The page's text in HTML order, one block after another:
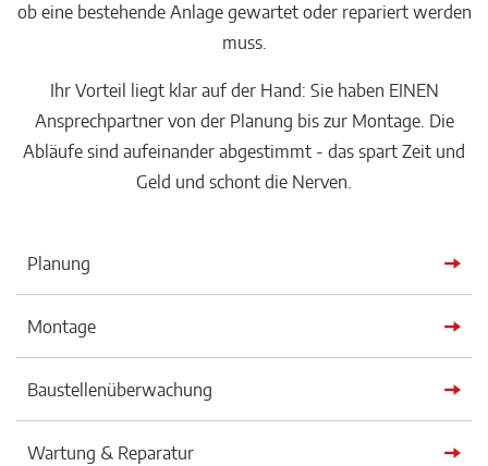
ob eine bestehende Anlage gewartet oder repariert werden
muss.
Ihr Vorteil liegt klar auf der Hand: Sie haben EINEN
Ansprechpartner von der Planung bis zur Montage. Die
Abläufe sind aufeinander abgestimmt - das spart Zeit und
Geld und schont die Nerven.
Planung
Montage
Baustellenüberwachung
Wartung & Reparatur